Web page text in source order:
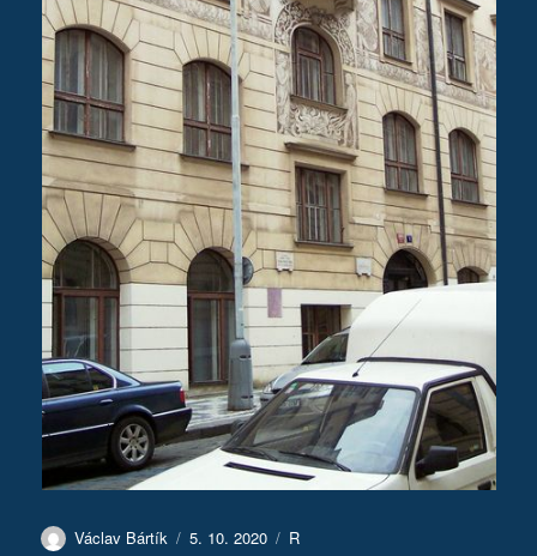
Autor:
Václav Bártík Publikováno:
5. 10. 2020 Rubriky:
R